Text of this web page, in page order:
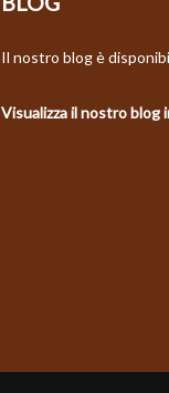
Il nostro blog è
Visualizza il nostro blog